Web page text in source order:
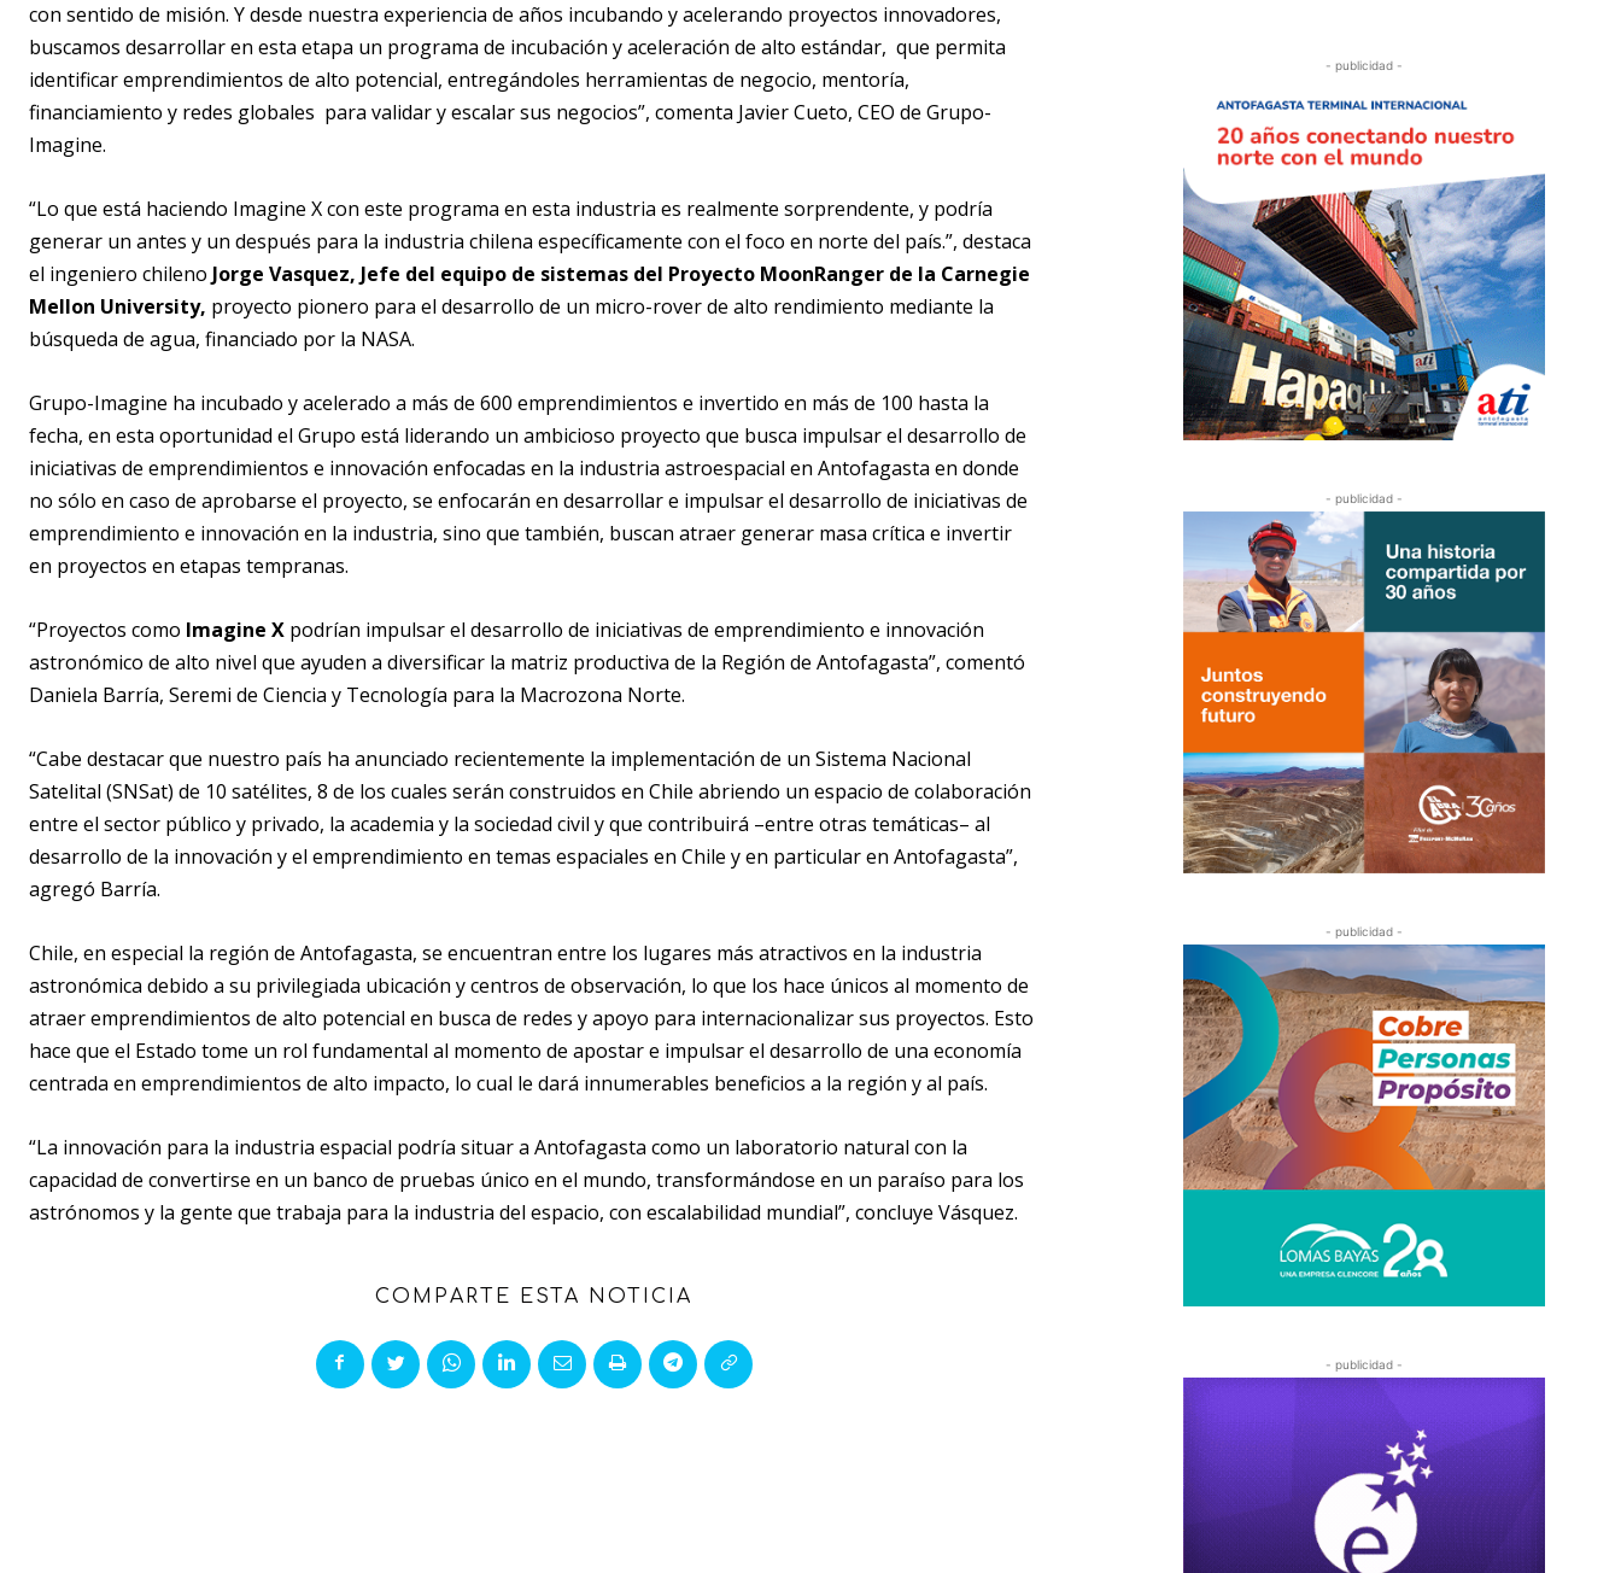
con sentido de misión. Y desde nuestra experiencia de años incubando y acelerando proyectos innovadores,
buscamos desarrollar en esta etapa un programa de incubación y aceleración de alto estándar, que permita
identificar emprendimientos de alto potencial, entregándoles herramientas de negocio, mentoría,
financiamiento y redes globales para validar y escalar sus negocios”, comenta Javier Cueto, CEO de Grupo-
Imagine.
“Lo que está haciendo Imagine X con este programa en esta industria es realmente sorprendente, y podría
generar un antes y un después para la industria chilena específicamente con el foco en norte del país.”, destaca
el ingeniero chileno Jorge Vasquez, Jefe del equipo de sistemas del Proyecto MoonRanger de la Carnegie
Mellon University, proyecto pionero para el desarrollo de un micro-rover de alto rendimiento mediante la
búsqueda de agua, financiado por la NASA.
Grupo-Imagine ha incubado y acelerado a más de 600 emprendimientos e invertido en más de 100 hasta la
fecha, en esta oportunidad el Grupo está liderando un ambicioso proyecto que busca impulsar el desarrollo de
iniciativas de emprendimientos e innovación enfocadas en la industria astroespacial en Antofagasta en donde
no sólo en caso de aprobarse el proyecto, se enfocarán en desarrollar e impulsar el desarrollo de iniciativas de
emprendimiento e innovación en la industria, sino que también, buscan atraer generar masa crítica e invertir
en proyectos en etapas tempranas.
“Proyectos como Imagine X podrían impulsar el desarrollo de iniciativas de emprendimiento e innovación
astronómico de alto nivel que ayuden a diversificar la matriz productiva de la Región de Antofagasta”, comentó
Daniela Barría, Seremi de Ciencia y Tecnología para la Macrozona Norte.
“Cabe destacar que nuestro país ha anunciado recientemente la implementación de un Sistema Nacional
Satelital (SNSat) de 10 satélites, 8 de los cuales serán construidos en Chile abriendo un espacio de colaboración
entre el sector público y privado, la academia y la sociedad civil y que contribuirá –entre otras temáticas– al
desarrollo de la innovación y el emprendimiento en temas espaciales en Chile y en particular en Antofagasta”,
agregó Barría.
Chile, en especial la región de Antofagasta, se encuentran entre los lugares más atractivos en la industria
astronómica debido a su privilegiada ubicación y centros de observación, lo que los hace únicos al momento de
atraer emprendimientos de alto potencial en busca de redes y apoyo para internacionalizar sus proyectos. Esto
hace que el Estado tome un rol fundamental al momento de apostar e impulsar el desarrollo de una economía
centrada en emprendimientos de alto impacto, lo cual le dará innumerables beneficios a la región y al país.
“La innovación para la industria espacial podría situar a Antofagasta como un laboratorio natural con la
capacidad de convertirse en un banco de pruebas único en el mundo, transformándose en un paraíso para los
astrónomos y la gente que trabaja para la industria del espacio, con escalabilidad mundial”, concluye Vásquez.
COMPARTE ESTA NOTICIA
- publicidad -
- publicidad -
- publicidad -
- publicidad -